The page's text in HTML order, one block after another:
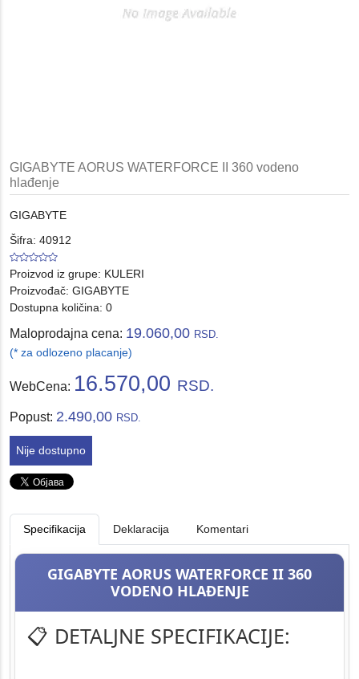
GIGABYTE AORUS WATERFORCE II 360 vodeno
hlađenje
GIGABYTE
Šifra: 40912
Proizvod iz grupe: KULERI
Proizvođač: GIGABYTE
Dostupna količina: 0
Maloprodajna cena: 19.060,00 RSD.
(* za odlozeno placanje)
WebCena: 16.570,00 RSD.
Popust: 2.490,00 RSD.
Nije dostupno
Specifikacija Deklaracija Komentari
GIGABYTE AORUS WATERFORCE II 360
VODENO HLAĐENJE
📋 DETALJNE SPECIFIKACIJE: